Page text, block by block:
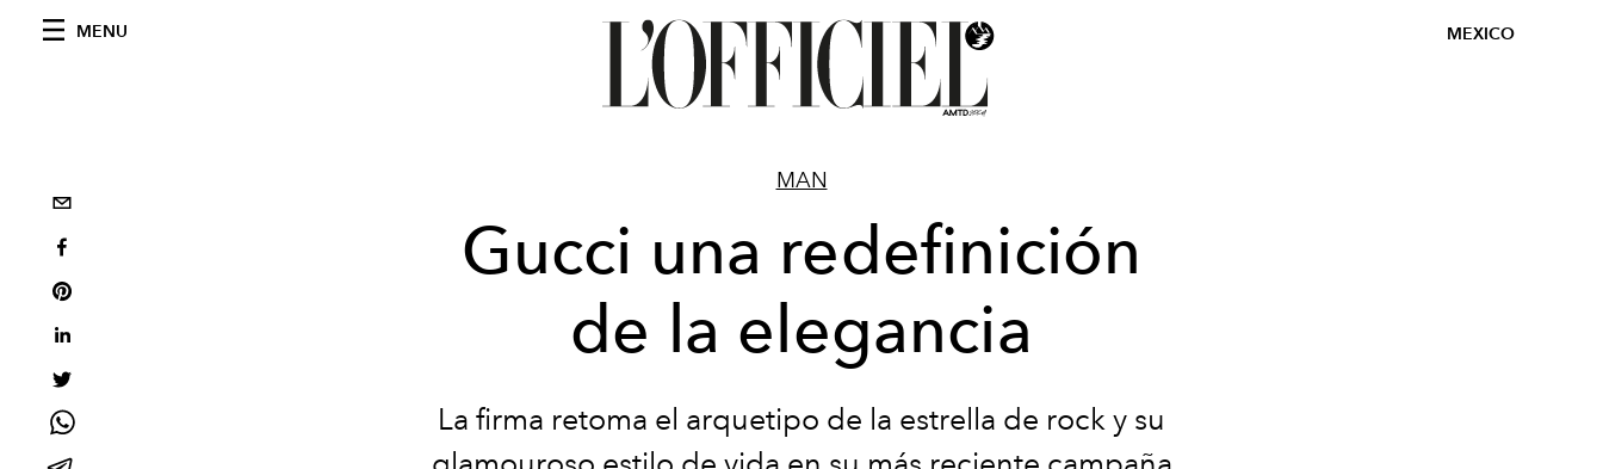
MENU MEXICO
MAN
Gucci una redefinición
de la elegancia
La firma retoma el arquetipo de la estrella de rock y su